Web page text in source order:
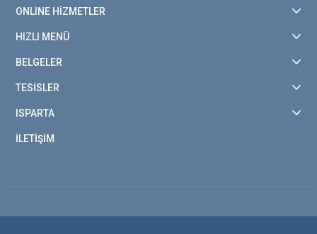
ONLINE HİZMETLER
HIZLI MENÜ
BELGELER
TESİSLER
ISPARTA
İLETİŞİM